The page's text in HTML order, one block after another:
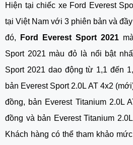
Hiện tại chiếc xe Ford Everest
tại Việt Nam với 3 phiên bản và
đó,
Ford Everest Sport 2021
Sport 2021 màu đỏ là nổi bật
Sport 2021 dao động từ 1,1 đến
bản Everest Sport 2.0L AT 4x2
đồng, bản Everest Titanium 2.0L
đồng và bản Everest Titanium
Khách hàng có thể tham khảo